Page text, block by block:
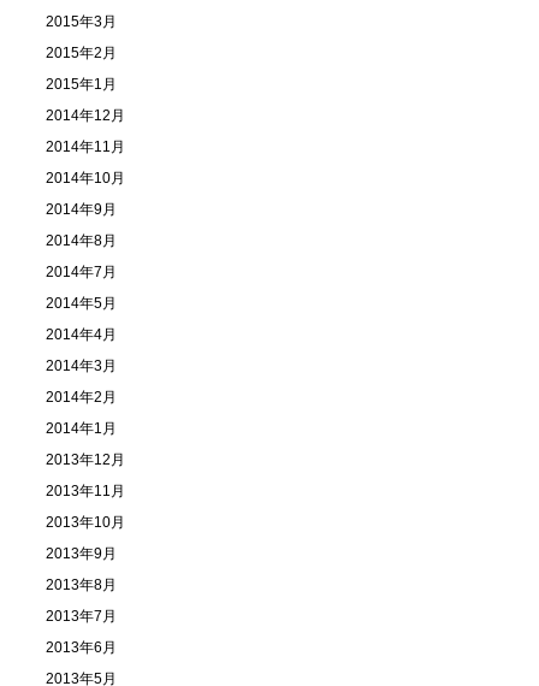
2015年3月
2015年2月
2015年1月
2014年12月
2014年11月
2014年10月
2014年9月
2014年8月
2014年7月
2014年5月
2014年4月
2014年3月
2014年2月
2014年1月
2013年12月
2013年11月
2013年10月
2013年9月
2013年8月
2013年7月
2013年6月
2013年5月